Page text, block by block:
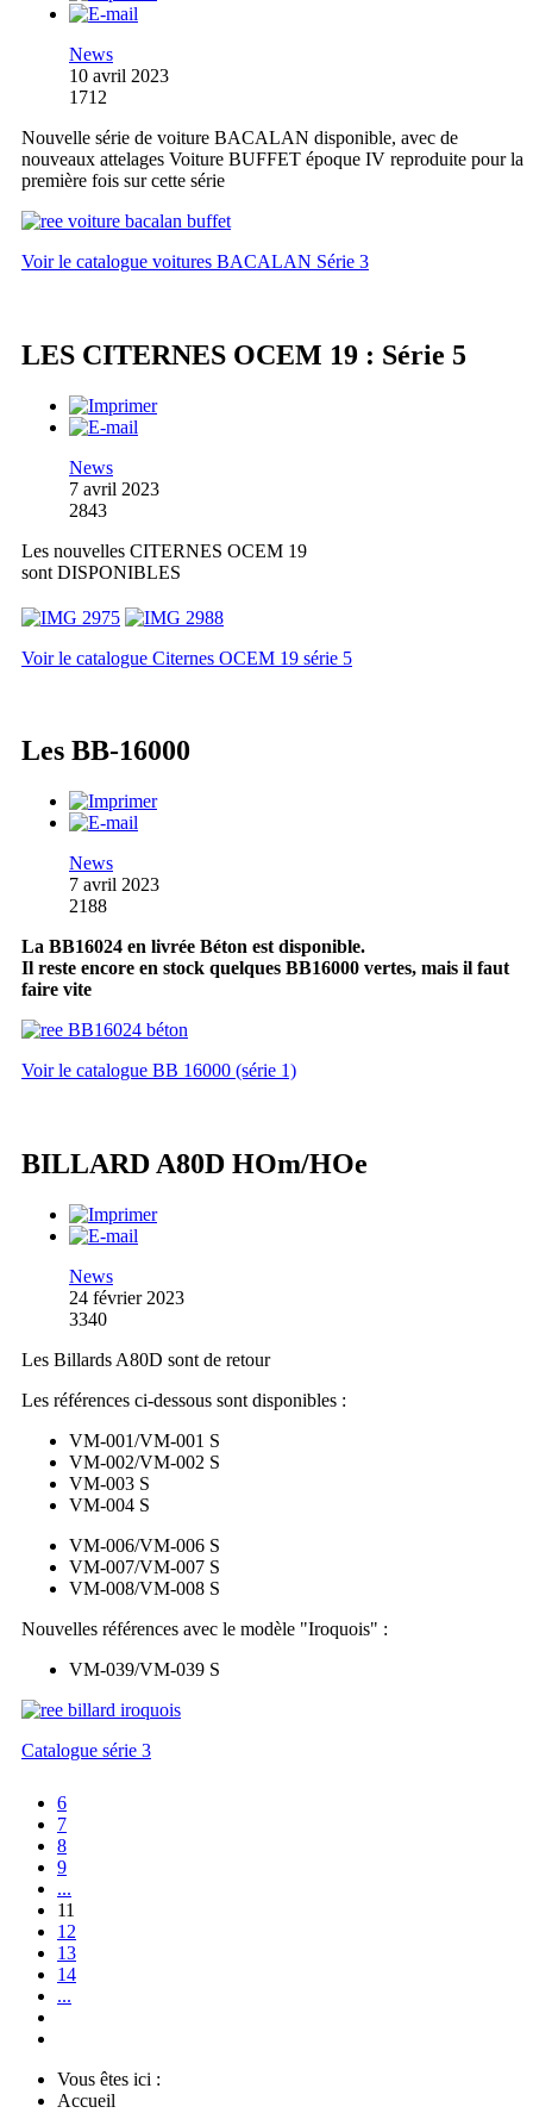
News
10 avril 2023
1712
Nouvelle série de voiture BACALAN disponible, avec de
nouveaux attelages Voiture BUFFET époque IV reproduite pour la
première fois sur cette série
Voir le catalogue voitures BACALAN Série 3
LES CITERNES OCEM 19 : Série 5
News
7 avril 2023
2843
Les nouvelles CITERNES OCEM 19
sont DISPONIBLES
Voir le catalogue Citernes OCEM 19 série 5
Les BB-16000
News
7 avril 2023
2188
La BB16024 en livrée Béton est disponible.
Il reste encore en stock quelques BB16000 vertes, mais il faut
faire vite
Voir le catalogue BB 16000 (série 1)
BILLARD A80D HOm/HOe
News
24 février 2023
3340
Les Billards A80D sont de retour
Les références ci-dessous sont disponibles :
VM-001/VM-001 S
VM-002/VM-002 S
VM-003 S
VM-004 S
VM-006/VM-006 S
VM-007/VM-007 S
VM-008/VM-008 S
Nouvelles références avec le modèle "Iroquois" :
VM-039/VM-039 S
Catalogue série 3
6
7
8
9
...
11
12
13
14
...
Vous êtes ici :
Accueil